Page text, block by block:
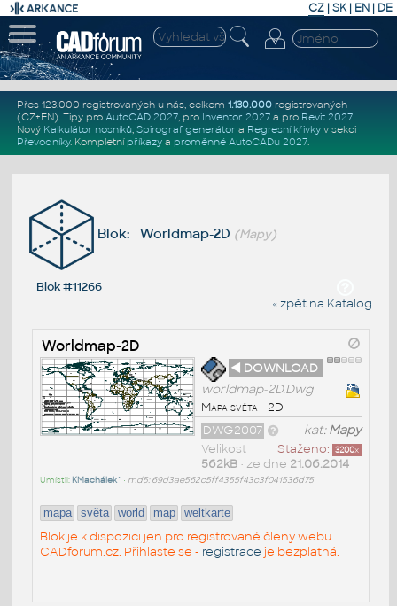
CZ | SK| EN | DE
Přes 123.000 registrovaných u nás, celkem 1.130.000registrovaných
(CZ+EN). Tipy pro AutoCAD 2027, pro Inventor 2027a pro Revit 2027.
Nový Kalkulátor nosníků, Spirograf generátor a Regresní křivkyv sekci
Převodníky. Kompletní příkazya proměnné AutoCADu 2027.
Blok: Worldmap-2D (Mapy)
Blok #11266
« zpět na Katalog
Worldmap-2D
◄ DOWNLOAD
worldmap-2D.Dwg
Mapa světa - 2D
kat:Mapy
DWG2007
Staženo: 3200x
Velikost
562kB• ze dne 21.06.2014
Umístil: KMachálek^ • md5: 69d3ae562c5ff4355f43c3f041536d75
mapa světa world map weltkarte
Blok je k dispozici jen pro registrované členy webu
CADforum.cz. Přihlaste se - registrace je bezplatná.